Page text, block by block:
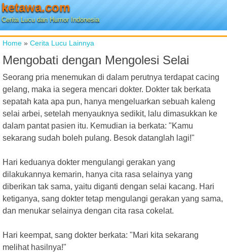
ketawa.com
Cerita Lucu dan Humor Indonesia
Home » Cerita Lucu Lainnya
Mengobati dengan Mengolesi Selai
Seorang pria menemukan di dalam perutnya terdapat cacing
gelang, maka ia segera mencari dokter. Dokter tak berkata
sepatah kata apa pun, hanya mengeluarkan sebuah kaleng
selai arbei, setelah menyauknya sedikit, lalu dimasukkan ke
dalam pantat pasien itu. Kemudian ia berkata: "Kamu
sekarang sudah boleh pulang. Besok datanglah lagi!"
Hari keduanya dokter mengulangi gerakan yang
dilakukannya kemarin, hanya cita rasa selainya yang
diberikan tak sama, yaitu diganti dengan selai kacang. Hari
ketiganya, sang dokter tetap mengulangi gerakan yang sama,
dan menukar selainya dengan cita rasa cokelat.
Hari keempat, sang dokter berkata: "Mari kita sekarang
melihat hasilnya!"